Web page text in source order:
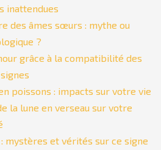
inattendues
des âmes sœurs : mythe ou
?
grâce à la compatibilité des
poissons : impacts sur votre vie
la lune en verseau sur votre
mystères et vérités sur ce signe